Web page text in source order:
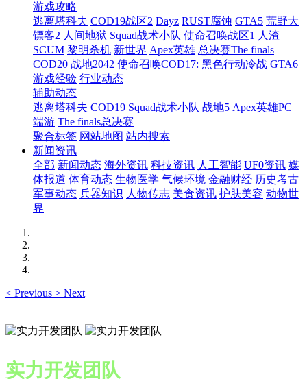
游戏攻略
逃离塔科夫 COD19战区2 Dayz RUST腐蚀 GTA5 荒野大
镖客2 人间地狱 Squad战术小队 使命召唤战区1 人渣
SCUM 黎明杀机 新世界 Apex英雄 总决赛The finals
COD20 战地2042 使命召唤COD17: 黑色行动冷战 GTA6
游戏经验 行业动态
辅助动态
逃离塔科夫 COD19 Squad战术小队 战地5 Apex英雄PC
端游 The finals总决赛
聚合标签 网站地图 站内搜索
新闻资讯
全部 新闻动态 海外资讯 科技资讯 人工智能 UF0资讯 媒
体报道 体育动态 生物医学 气候环境 金融财经 历史考古
军事动态 兵器知识 人物传志 美食资讯 护肤美容 动物世
界
< Previous > Next
实力开发团队